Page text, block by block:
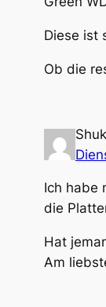
Diese ist
Ob die
Ich habe
die
Hat
Am